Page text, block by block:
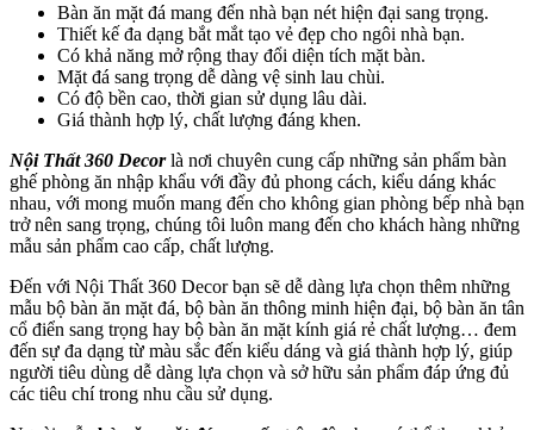
Bàn ăn mặt đá mang đến nhà bạn nét hiện đại sang trọng.
Thiết kế đa dạng bắt mắt tạo vẻ đẹp cho ngôi nhà bạn.
Có khả năng mở rộng thay đổi diện tích mặt bàn.
Mặt đá sang trọng dễ dàng vệ sinh lau chùi.
Có độ bền cao, thời gian sử dụng lâu dài.
Giá thành hợp lý, chất lượng đáng khen.
Nội Thất 360 Decorlà nơi chuyên cung cấp những sản phẩm bàn
ghế phòng ăn nhập khẩu với đầy đủ phong cách, kiểu dáng khác
nhau, với mong muốn mang đến cho không gian phòng bếp nhà bạn
trở nên sang trọng, chúng tôi luôn mang đến cho khách hàng những
mẫu sản phẩm cao cấp, chất lượng.
Đến với Nội Thất 360 Decor bạn sẽ dễ dàng lựa chọn thêm những
mẫu bộ bàn ăn mặt đá, bộ bàn ăn thông minh hiện đại, bộ bàn ăn tân
cổ điển sang trọng hay bộ bàn ăn mặt kính giá rẻ chất lượng… đem
đến sự đa dạng từ màu sắc đến kiểu dáng và giá thành hợp lý, giúp
người tiêu dùng dễ dàng lựa chọn và sở hữu sản phẩm đáp ứng đủ
các tiêu chí trong nhu cầu sử dụng.